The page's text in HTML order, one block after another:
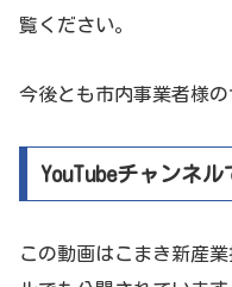
覧ください。
今後とも市内事業者様
YouTubeチャンネ
この動画はこまき新産